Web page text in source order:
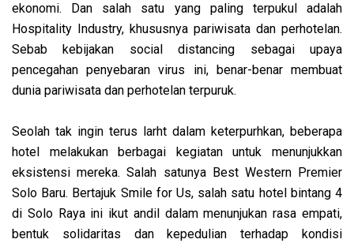
ekonomi. Dan salah satu yang paling terpukul adalah
Hospitality Industry, khususnya pariwisata dan perhotelan.
Sebab kebijakan social distancing sebagai upaya
pencegahan penyebaran virus ini, benar-benar membuat
dunia pariwisata dan perhotelan terpuruk.
Seolah tak ingin terus larht dalam keterpurhkan, beberapa
hotel melakukan berbagai kegiatan untuk menunjukkan
eksistensi mereka. Salah satunya Best Western Premier
Solo Baru. Bertajuk Smile for Us, salah satu hotel bintang 4
di Solo Raya ini ikut andil dalam menunjukan rasa empati,
bentuk solidaritas dan kepedulian terhadap kondisi